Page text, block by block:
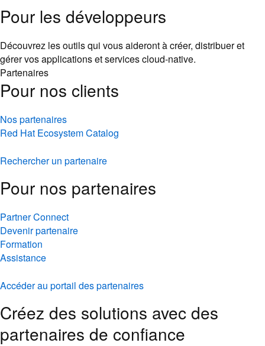
Pour les développeurs
Découvrez les outils qui vous aideront à créer, distribuer et
gérer vos applications et services cloud-native.
Partenaires
Pour nos clients
Nos partenaires
Red Hat Ecosystem Catalog
Rechercher un partenaire
Pour nos partenaires
Partner Connect
Devenir partenaire
Formation
Assistance
Accéder au portail des partenaires
Créez des solutions avec des
partenaires de confiance